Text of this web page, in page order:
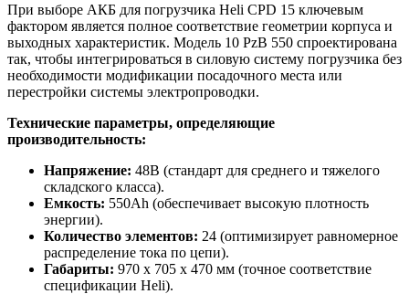
При выборе АКБ для погрузчика Heli CPD 15 ключевым
фактором является полное соответствие геометрии корпуса и
выходных характеристик. Модель 10 PzB 550 спроектирована
так, чтобы интегрироваться в силовую систему погрузчика без
необходимости модификации посадочного места или
перестройки системы электропроводки.
Технические параметры, определяющие
производительность:
Напряжение: 48В (стандарт для среднего и тяжелого
складского класса).
Емкость: 550Ah (обеспечивает высокую плотность
энергии).
Количество элементов: 24 (оптимизирует равномерное
распределение тока по цепи).
Габариты: 970 x 705 x 470 мм (точное соответствие
спецификации Heli).